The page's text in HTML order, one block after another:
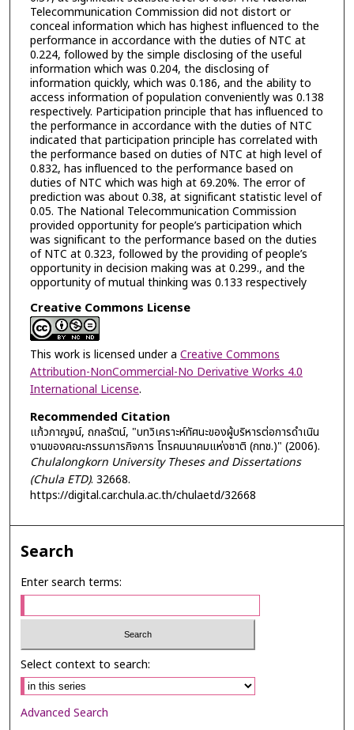
Telecommunication Commission did not distort or
conceal information which has highest influenced to the
performance in accordance with the duties of NTC at
0.224, followed by the simple disclosing of the useful
information which was 0.204, the disclosing of
information quickly, which was 0.186, and the ability to
access information of population conveniently was 0.138
respectively. Participation principle that has influenced to
the performance in accordance with the duties of NTC
indicated that participation principle has correlated with
the performance based on duties of NTC at high level of
0.832, has influenced to the performance based on
duties of NTC which was high at 69.20%. The error of
prediction was about 0.38, at significant statistic level of
0.05. The National Telecommunication Commission
provided opportunity for people’s participation which
was significant to the performance based on the duties
of NTC at 0.323, followed by the providing of people’s
opportunity in decision making was at 0.299., and the
opportunity of mutual thinking was 0.133 respectively
Creative Commons License
This work is licensed under a Creative Commons
Attribution-NonCommercial-No Derivative Works 4.0
International License.
Recommended Citation
แก้วกาญจน์, ถกลรัตน์, "บทวิเคราะห์ทัศนะของผู้บริหารต่อการดำเนิน
งานของคณะกรรมการกิจการ โทรคมนาคมแห่งชาติ (กทช.)" (2006).
Chulalongkorn University Theses and Dissertations
(Chula ETD). 32668.
https://digital.car.chula.ac.th/chulaetd/32668
Search
Enter search terms:
Select context to search:
Advanced Search